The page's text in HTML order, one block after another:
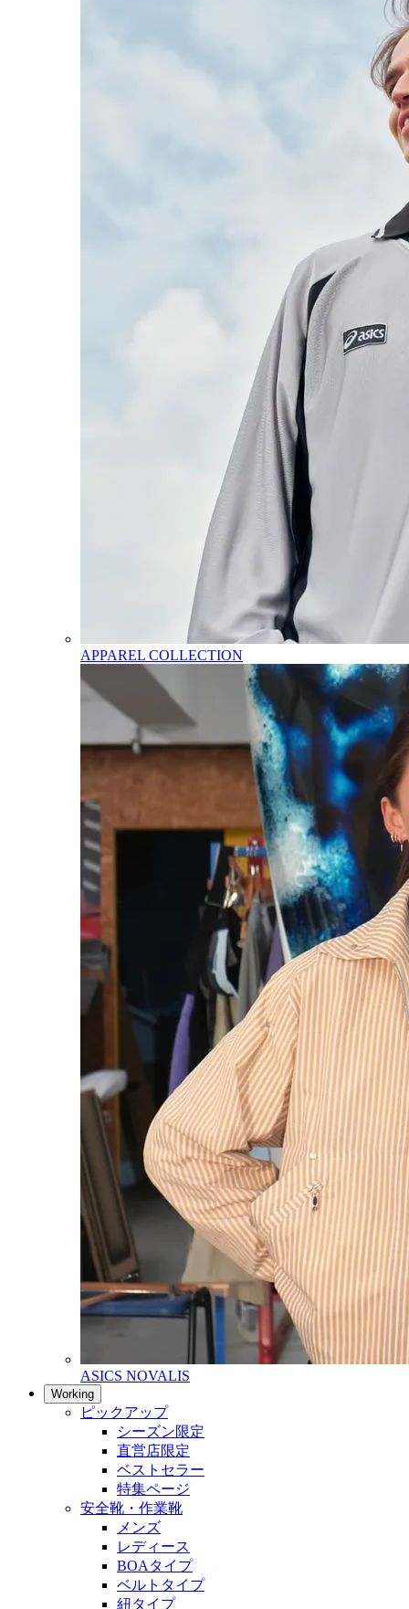
APPAREL COLLECTION
ASICS NOVALIS
Working
ピックアップ
シーズン限定
直営店限定
ベストセラー
特集ページ
安全靴・作業靴
メンズ
レディース
BOAタイプ
ベルトタイプ
紐タイプ